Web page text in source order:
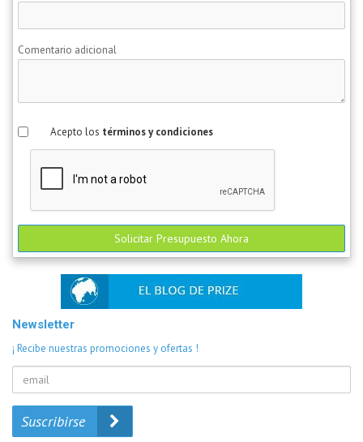
Comentario adicional
Acepto los términos y condiciones
Solicitar Presupuesto Ahora
Newsletter
¡ Recibe nuestras promociones y ofertas !
Suscribirse